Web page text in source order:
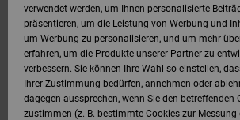
verwendet werden, um Ihnen personalisierte
präsentieren, um die Leistung von Werbung und
um Werbung zu personalisieren, und um mehr
erfahren, um die Produkte unserer Partner zu
verbessern. Sie können Ihre Wahl so einstellen,
Ihrer Zustimmung bedürfen, annehmen oder
dagegen aussprechen, wenn Sie den betreffenden
zustimmen (z. B. bestimmte Cookies zur Messung